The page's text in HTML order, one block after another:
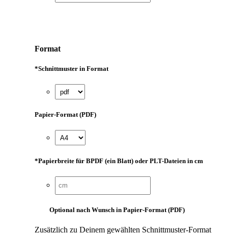
Format
*Schnittmuster in Format
Papier-Format (PDF)
*Papierbreite für BPDF (ein Blatt) oder PLT-Dateien in cm
Optional nach Wunsch in Papier-Format (PDF)
Zusätzlich zu Deinem gewählten Schnittmuster-Format